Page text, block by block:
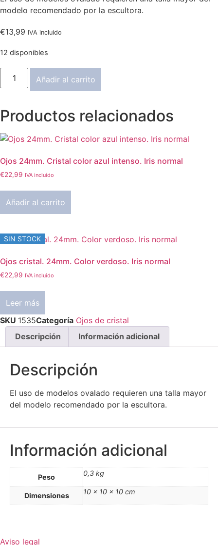
modelo recomendado por la escultora.
€13,99 IVA incluido
12 disponibles
Ojos
cristal
2
Azul
oscuro
cantidad
Añadir al carrito
Productos relacionados
Ojos 24mm. Cristal color azul intenso. Iris normal
€22,99 IVA incluido
Añadir al carrito
SIN STOCK
Ojos cristal. 24mm. Color verdoso. Iris normal
€22,99 IVA incluido
Leer más
SKU 1535Categoría Ojos de cristal
Descripción
Información adicional
Descripción
El uso de modelos ovalado requieren una talla mayor
del modelo recomendado por la escultora.
Información adicional
Peso 0,3 kg
Dimensiones 10 × 10 × 10 cm
Aviso legal